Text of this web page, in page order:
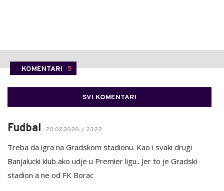
KOMENTARI 5
SVI KOMENTARI
Fudbal 20.02.2020. / 23:22
Treba da igra na Gradskom stadionu. Kao i svaki drugi
Banjalucki klub ako udje u Premier ligu.. Jer to je Gradski
stadion a ne od FK Borac